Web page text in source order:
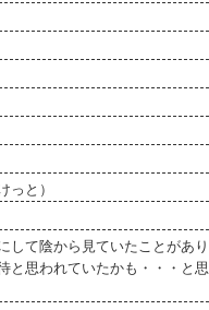
と）
して陰から見ていたことがあり
と思われていたかも・・・と思